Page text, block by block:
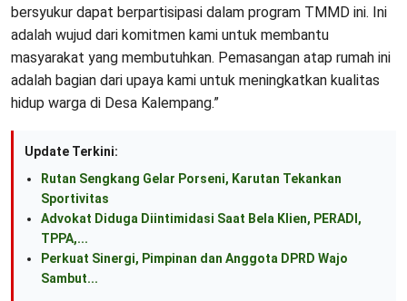
bersyukur dapat berpartisipasi dalam program TMMD ini. Ini
adalah wujud dari komitmen kami untuk membantu
masyarakat yang membutuhkan. Pemasangan atap rumah ini
adalah bagian dari upaya kami untuk meningkatkan kualitas
hidup warga di Desa Kalempang.”
Update Terkini:
Rutan Sengkang Gelar Porseni, Karutan Tekankan
Sportivitas
Advokat Diduga Diintimidasi Saat Bela Klien, PERADI,
TPPA,...
Perkuat Sinergi, Pimpinan dan Anggota DPRD Wajo
Sambut...